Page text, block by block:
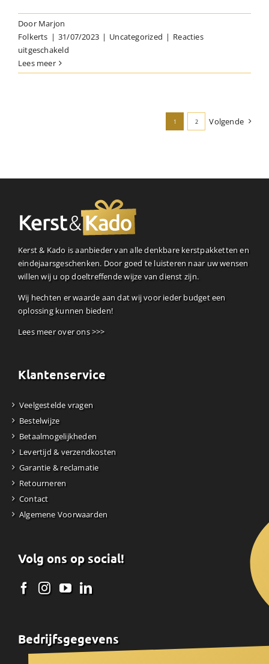
Door Marjon
Folkerts | 31/07/2023 | Uncategorized | Reacties
uitgeschakeldvoor
Lees meer
1 2 Volgende
Kerst & Kado is aanbieder van alle denkbare kerstpakketten en
eindejaarsgeschenken. Door goed te luisteren naar uw wensen
willen wij u op doeltreffende wijze van dienst zijn.
Wij hechten er waarde aan dat wij voor ieder budget een
oplossing kunnen bieden!
Lees meer over ons >>>
Klantenservice
Veelgestelde vragen
Bestelwijze
Betaalmogelijkheden
Levertijd & verzendkosten
Garantie & reclamatie
Retourneren
Contact
Algemene Voorwaarden
Volg ons op social!
Bedrijfsgegevens